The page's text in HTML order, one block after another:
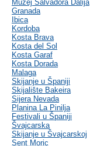
Muzej Salvadora Dalija
Granada
Ibica
Kordoba
Kosta Brava
Kosta del Sol
Kosta Garaf
Kosta Dorada
Malaga
Skijanje u Španiji
Skijalište Bakeira
Sijera Nevada
Planina La Pinilja
Festivali u Španiji
Švajcarska
Skijanje u Švajcarskoj
Sent Moric